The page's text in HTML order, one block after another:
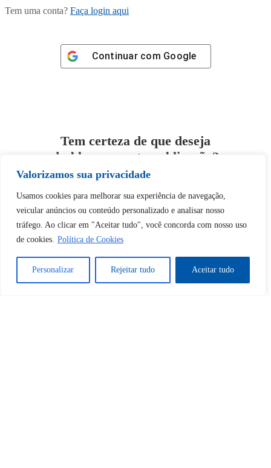
Valorizamos sua privacidade
Usamos cookies para melhorar sua experiência de navegação,
veicular anúncios ou conteúdo personalizado e analisar nosso
tráfego. Ao clicar em "Aceitar tudo", você concorda com nosso uso
de cookies. Política de Cookies
Personalizar Rejeitar tudo Aceitar tudo
Tem uma conta? Faça login aqui
Continuar com Google
Tem certeza de que deseja
desbloquear esta publicação?
Desbloquear esquerda : 0
Sim Não